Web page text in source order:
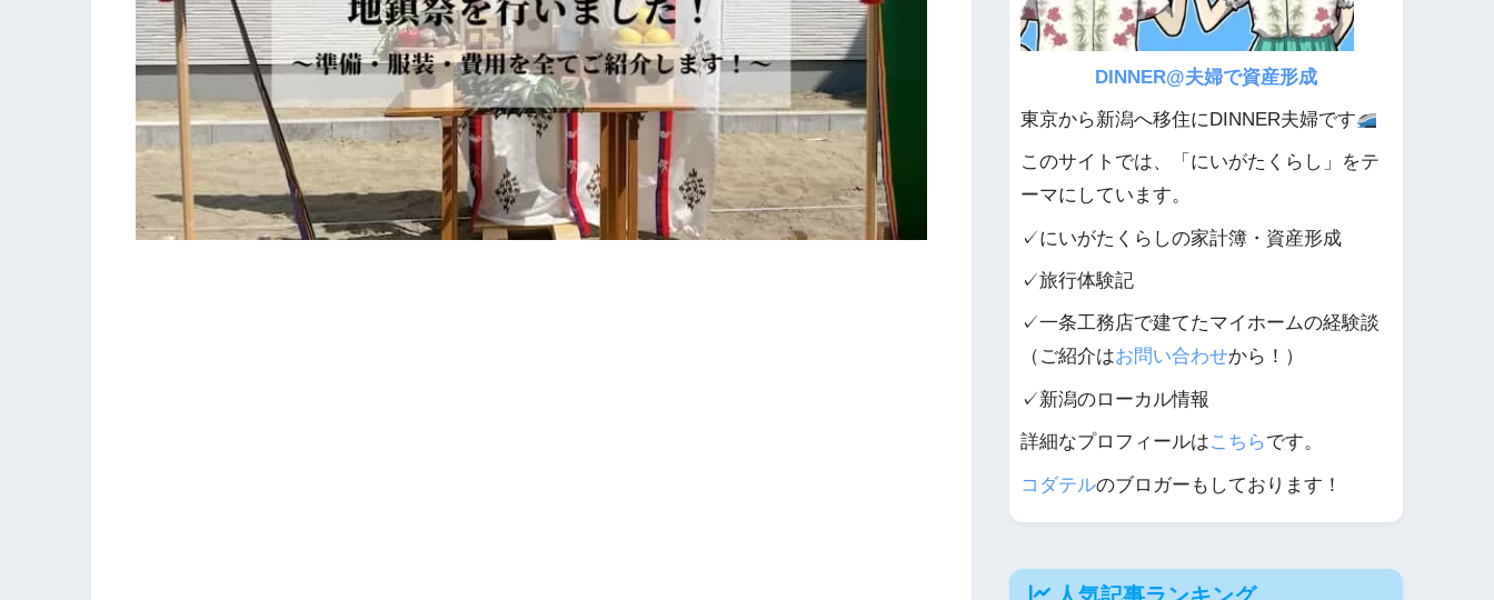
DINNER@夫婦で資産形成
東京から新潟へ移住にDINNER夫婦です
このサイトでは、「にいがたくらし」をテ
ーマにしています。
✓にいがたくらしの家計簿・資産形成
✓旅行体験記
✓一条工務店で建てたマイホームの経験談
（ご紹介はお問い合わせから！）
✓新潟のローカル情報
詳細なプロフィールはこちらです。
コダテルのブロガーもしております！